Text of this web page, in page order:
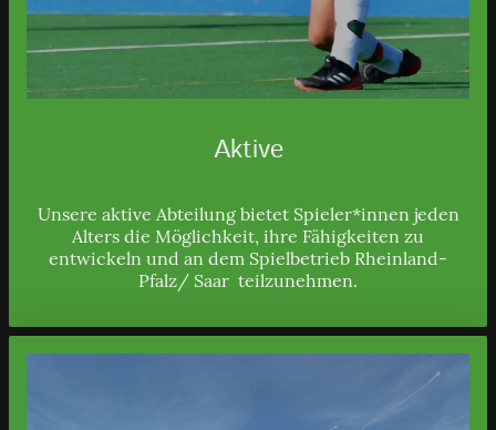
Aktive
Unsere aktive Abteilung bietet Spieler*innen jeden
Alters die Möglichkeit, ihre Fähigkeiten zu
entwickeln und an dem Spielbetrieb Rheinland-
Pfalz/ Saar teilzunehmen.